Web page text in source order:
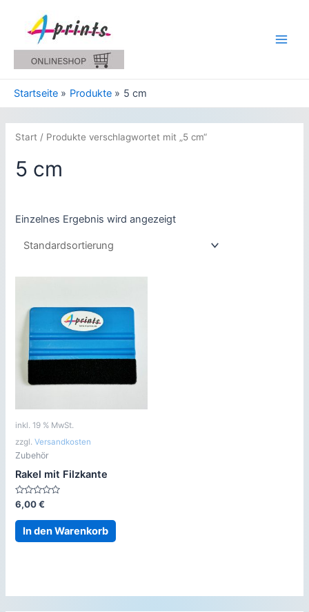
springen
Startseite Produkte 5 cm
Start / Produkte verschlagwortet mit „5 cm“
5 cm
Einzelnes Ergebnis wird angezeigt
inkl. 19 % MwSt.
zzgl.Versandkosten
Zubehör
Rakel mit Filzkante
Bewertet
mit
0
von
6,00€
In den Warenkorb